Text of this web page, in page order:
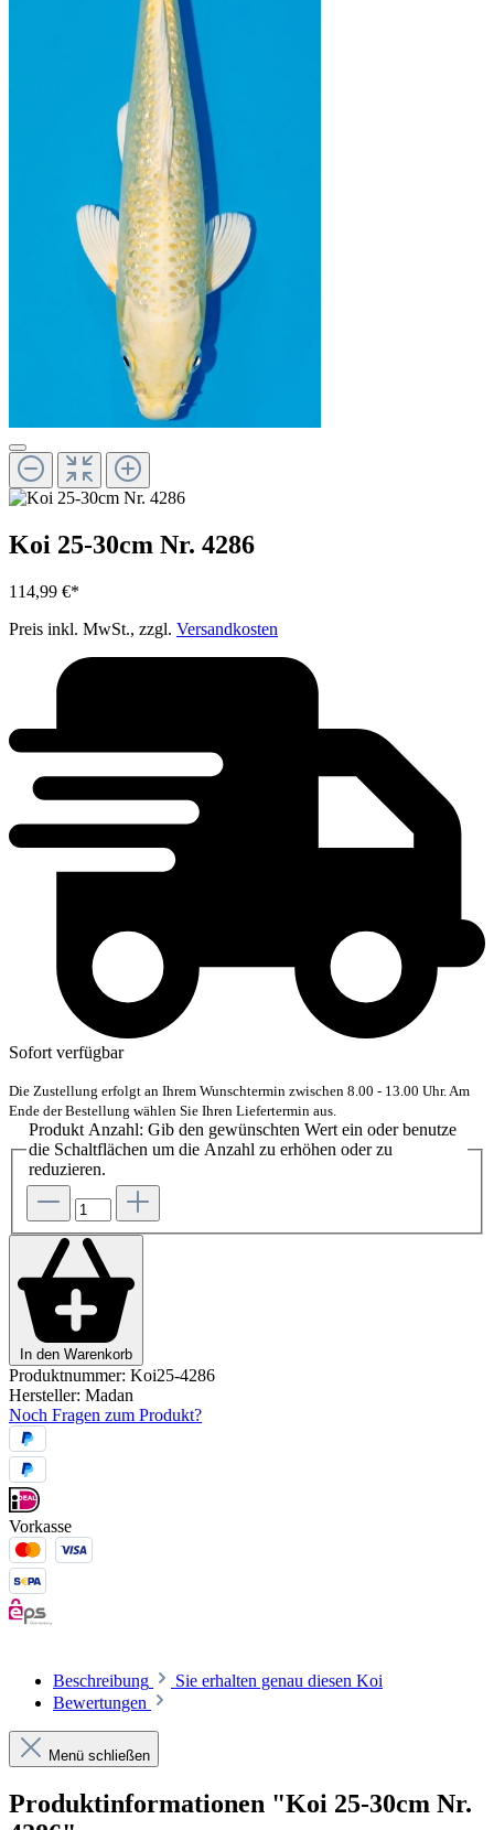
Koi 25-30cm Nr. 4286
114,99 €*
Preis inkl. MwSt., zzgl. Versandkosten
Sofort verfügbar
Die Zustellung erfolgt an Ihrem Wunschtermin zwischen 8.00 - 13.00 Uhr. Am
Ende der Bestellung wählen Sie Ihren Liefertermin aus.
Produkt Anzahl: Gib den gewünschten Wert ein oder benutze
die Schaltflächen um die Anzahl zu erhöhen oder zu
reduzieren.
In den Warenkorb
Produktnummer: Koi25-4286
Hersteller: Madan
Noch Fragen zum Produkt?
Vorkasse
Beschreibung
Sie erhalten genau diesen Koi
Bewertungen
Menü schließen
Produktinformationen "Koi 25-30cm Nr.